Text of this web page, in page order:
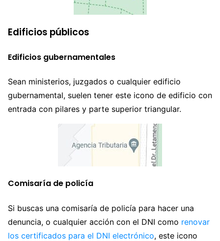
Edificios públicos
Edificios gubernamentales
Sean ministerios, juzgados o cualquier edificio
gubernamental, suelen tener este icono de edificio con
entrada con pilares y parte superior triangular.
Comisaría de policía
Si buscas una comisaría de policía para hacer una
denuncia, o cualquier acción con el DNI como renovar
los certificados para el DNI electrónico, este icono